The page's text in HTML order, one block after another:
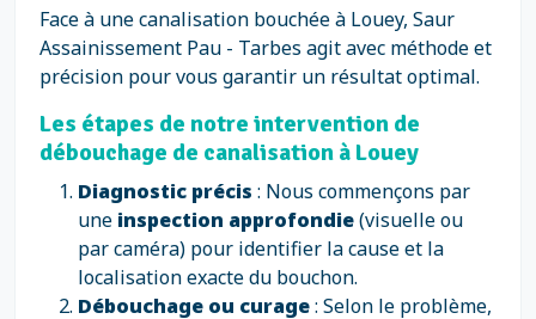
Face à une canalisation bouchée à Louey, Saur
Assainissement Pau - Tarbes agit avec méthode et
précision pour vous garantir un résultat optimal.
Les étapes de notre intervention de
débouchage de canalisation à Louey
Diagnostic précis : Nous commençons par
une inspection approfondie(visuelle ou
par caméra) pour identifier la cause et la
localisation exacte du bouchon.
Débouchage ou curage: Selon le problème,